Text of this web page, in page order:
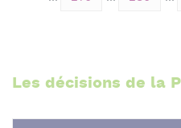
Les décisions de la